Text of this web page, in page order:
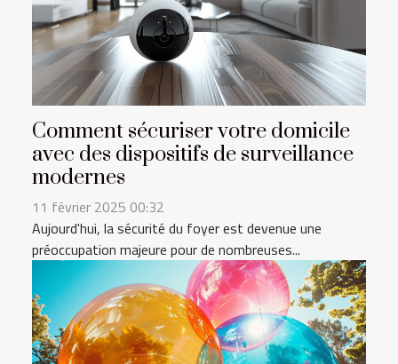
Comment sécuriser votre domicile
avec des dispositifs de surveillance
modernes
11 février 2025 00:32
Aujourd'hui, la sécurité du foyer est devenue une
préoccupation majeure pour de nombreuses...